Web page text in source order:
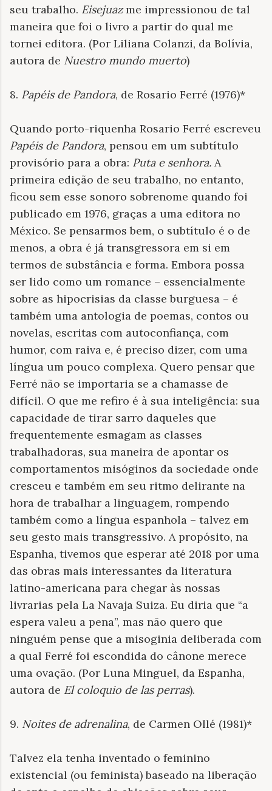
seu trabalho. Eisejuazme impressionou de tal
maneira que foi o livro a partir do qual me
tornei editora. (Por Liliana Colanzi, da Bolívia,
autora de Nuestro mundo muerto)
8. Papéis de Pandora, de Rosario Ferré (1976)*
Quando porto-riquenha Rosario Ferré escreveu
Papéis de Pandora, pensou em um subtítulo
provisório para a obra: Puta e senhora. A
primeira edição de seu trabalho, no entanto,
ficou sem esse sonoro sobrenome quando foi
publicado em 1976, graças a uma editora no
México. Se pensarmos bem, o subtítulo é o de
menos, a obra é já transgressora em si em
termos de substância e forma. Embora possa
ser lido como um romance – essencialmente
sobre as hipocrisias da classe burguesa – é
também uma antologia de poemas, contos ou
novelas, escritas com autoconfiança, com
humor, com raiva e, é preciso dizer, com uma
língua um pouco complexa. Quero pensar que
Ferré não se importaria se a chamasse de
difícil. O que me refiro é à sua inteligência: sua
capacidade de tirar sarro daqueles que
frequentemente esmagam as classes
trabalhadoras, sua maneira de apontar os
comportamentos misóginos da sociedade onde
cresceu e também em seu ritmo delirante na
hora de trabalhar a linguagem, rompendo
também como a língua espanhola – talvez em
seu gesto mais transgressivo. A propósito, na
Espanha, tivemos que esperar até 2018 por uma
das obras mais interessantes da literatura
latino-americana para chegar às nossas
livrarias pela La Navaja Suiza. Eu diria que “a
espera valeu a pena”, mas não quero que
ninguém pense que a misoginia deliberada com
a qual Ferré foi escondida do cânone merece
uma ovação. (Por Luna Minguel, da Espanha,
autora de El coloquio de las perras).
9. Noites de adrenalina, de Carmen Ollé (1981)*
Talvez ela tenha inventado o feminino
existencial (ou feminista) baseado na liberação